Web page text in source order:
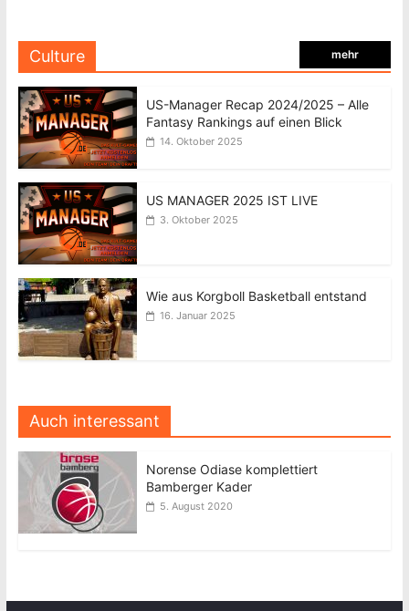
Culture mehr
US-Manager Recap 2024/2025 – Alle
Fantasy Rankings auf einen Blick
14. Oktober 2025
US MANAGER 2025 IST LIVE
3. Oktober 2025
Wie aus Korgboll Basketball entstand
16. Januar 2025
Auch interessant
Norense Odiase komplettiert
Bamberger Kader
5. August 2020